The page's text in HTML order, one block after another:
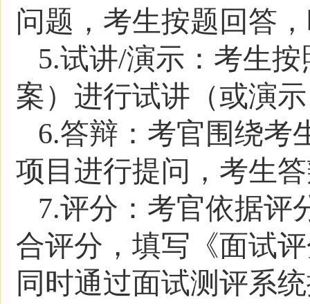
问题，考生按题回答
5.试讲/演示：考生
案）进行试讲（或演
6.答辩：考官围绕考
项目进行提问，考生
7.评分：考官依据评
合评分，填写《面试
同时通过面试测评系